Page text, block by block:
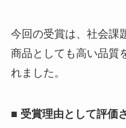
今回の受賞は、社会課
商品としても高い品質
れました。
■ 受賞理由として評価